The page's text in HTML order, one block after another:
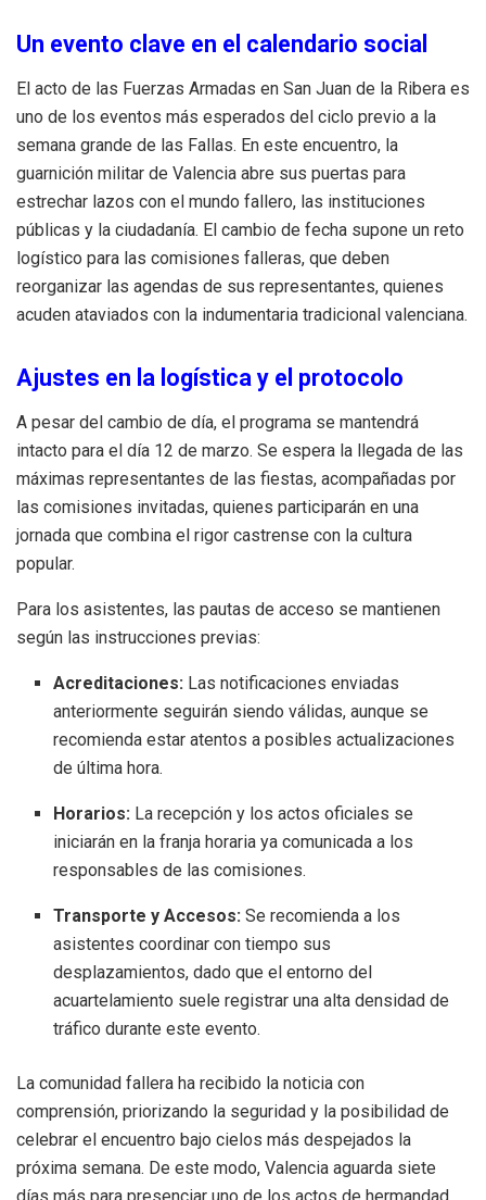
Un evento clave en el calendario social
El acto de las Fuerzas Armadas en San Juan de la Ribera es
uno de los eventos más esperados del ciclo previo a la
semana grande de las Fallas. En este encuentro, la
guarnición militar de Valencia abre sus puertas para
estrechar lazos con el mundo fallero, las instituciones
públicas y la ciudadanía. El cambio de fecha supone un reto
logístico para las comisiones falleras, que deben
reorganizar las agendas de sus representantes, quienes
acuden ataviados con la indumentaria tradicional valenciana.
Ajustes en la logística y el protocolo
A pesar del cambio de día, el programa se mantendrá
intacto para el día 12 de marzo. Se espera la llegada de las
máximas representantes de las fiestas, acompañadas por
las comisiones invitadas, quienes participarán en una
jornada que combina el rigor castrense con la cultura
popular.
Para los asistentes, las pautas de acceso se mantienen
según las instrucciones previas:
Acreditaciones: Las notificaciones enviadas
anteriormente seguirán siendo válidas, aunque se
recomienda estar atentos a posibles actualizaciones
de última hora.
Horarios: La recepción y los actos oficiales se
iniciarán en la franja horaria ya comunicada a los
responsables de las comisiones.
Transporte y Accesos: Se recomienda a los
asistentes coordinar con tiempo sus
desplazamientos, dado que el entorno del
acuartelamiento suele registrar una alta densidad de
tráfico durante este evento.
La comunidad fallera ha recibido la noticia con
comprensión, priorizando la seguridad y la posibilidad de
celebrar el encuentro bajo cielos más despejados la
próxima semana. De este modo, Valencia aguarda siete